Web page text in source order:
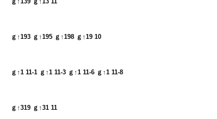
ｇ↑193 ｇ↑195 ｇ↑198 ｇ↑19 10
ｇ↑1 11-1 ｇ↑1 11-3 ｇ↑1 11-6 ｇ↑1 11-8
ｇ↑319 ｇ↑31 11